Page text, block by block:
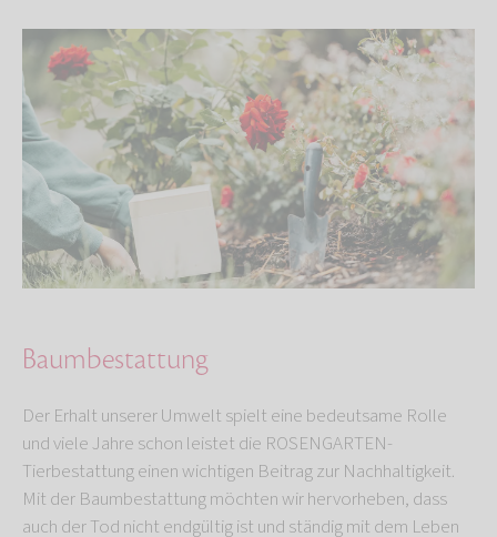
Baumbestattung
Der Erhalt unserer Umwelt spielt eine bedeutsame Rolle
und viele Jahre schon leistet die ROSENGARTEN-
Tierbestattung einen wichtigen Beitrag zur Nachhaltigkeit.
Mit der Baumbestattung möchten wir hervorheben, dass
auch der Tod nicht endgültig ist und ständig mit dem Leben